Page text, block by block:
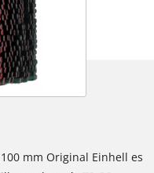
mm Original Einhell es